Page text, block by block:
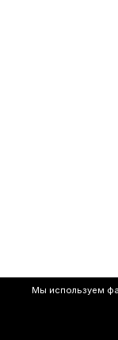
Мы используем